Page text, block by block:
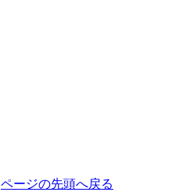
ページの先頭へ戻る